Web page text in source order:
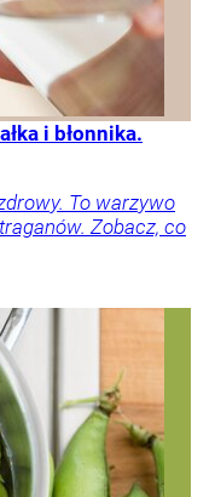
i błonnika.
To warzywo
Zobacz, co